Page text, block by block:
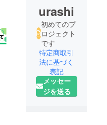
urashi
初めてのプ
ロジェクト
です
特定商取引
法に基づく
表記
メッセー
ジを送る